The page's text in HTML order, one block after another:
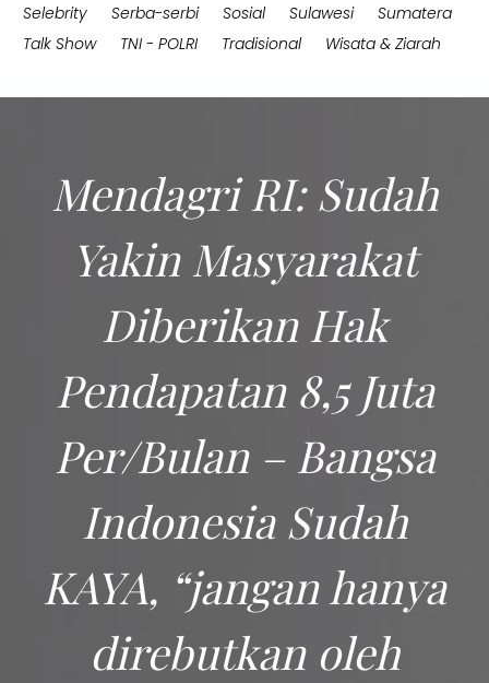
Selebrity
Serba-serbi Sosial Sulawesi
Sumatera
Talk Show
TNI - POLRI Tradisional Wisata & Ziarah
Mendagri RI: Sudah
Yakin Masyarakat
Diberikan Hak
Pendapatan 8,5 Juta
Per/Bulan – Bangsa
Indonesia Sudah
KAYA, “jangan hanya
direbutkan oleh